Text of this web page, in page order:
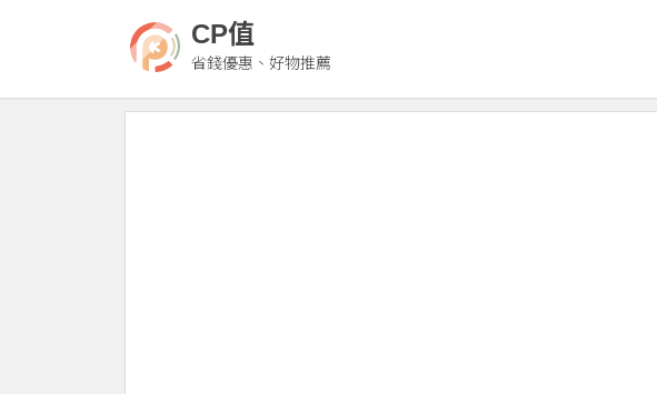
CP值
省錢優惠、好物推薦